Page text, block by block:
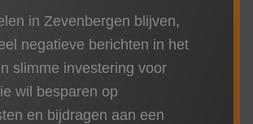
installatie
in Zevenbergen blijven,
negatieve berichten in het
slimme investering voor
wil besparen op
en bijdragen aan een